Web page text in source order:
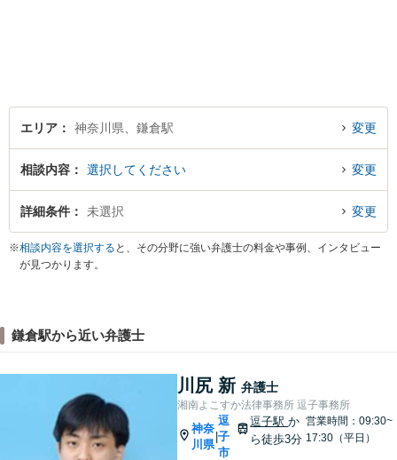
エリア 神奈川県、鎌倉駅 変更
相談内容 選択してください 変更
詳細条件 未選択 変更
※相談内容を選択する と、その分野に強い弁護士の料金や事例、インタビュー
が見つかります。
鎌倉駅から近い弁護士
川尻 新 弁護士
湘南よこすか法律事務所 逗子事務所
神奈
川県
|
逗
子
市
逗子駅か
ら徒歩3分
営業時間：09:30~
17:30（平日）